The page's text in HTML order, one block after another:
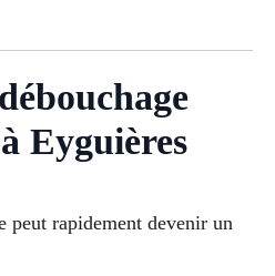
Eyguières
peut rapidement devenir un